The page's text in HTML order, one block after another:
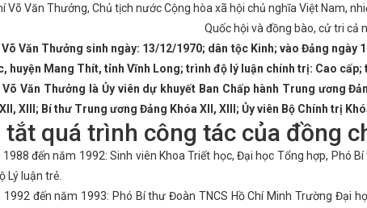
phó sự cố hóa chất năm 2025 tại nhà máy nhiệt điện Vũng Áng II -
ngành cơ khí Việt Nam gắn với sản xuất, lắp ráp ô tô trong nước,
Sớm hoàn thành kế hoạch kiểm tra Công đoàn cơ sở năm 2024
3 năm 2024 Nhà máy Nhiệt điện Vũng Áng 2 tiếp nhận những
Cuộc vận động “Người Việt Nam ưu tiên dùng hàng Việt Nam” tại
giá tình hình KT - XH năm 2025
Đề xuất xây dựng dự án
phải đảm bảo nguồn cung xăng dầu phục vụ nhu cầu thị trường
hiện chương trình phát triển ngành công nghiệp môi trường Việt Nam
phòng tỉnh giành giải nhất Hội thi "Dân vận khéo" Hà Tĩnh năm 2024
nối cung - cầu giữa Thành phố Hồ Chí Minh và các tỉnh, thành phố
thế nào? Thúc đẩy đưa đặc sản Hà Tĩnh đến người tiêu dùng
thứ nhất Bắc Trung Bộ
động chào mừng Đại hội XIV của Đảng
của Ban Bí thư Trung ương Đảng khóa XIII về tiếp tục tăng cường sự
Võ Văn Thưởng, Chủ tịch nước Cộng hòa xã hội chủ nghĩa Việt Nam,
Quốc hội và đồng bào, cử tri cả
Văn Thưởng sinh ngày: 13/12/1970; dân tộc Kinh; vào Đảng ngày
huyện Mang Thít, tỉnh Vĩnh Long; trình độ lý luận chính trị: Cao
Văn Thưởng là Ủy viên dự khuyết Ban Chấp hành Trung ương
XIII; Bí thư Trung ương Đảng Khóa XII, XIII; Ủy viên Bộ Chính trị
tắt quá trình công tác của đồng
đến năm 1992: Sinh viên Khoa Triết học, Đại học Tổng hợp, Phó
Lý luận trẻ.
đến năm 1993: Phó Bí thư Đoàn TNCS Hồ Chí Minh Trường Đại